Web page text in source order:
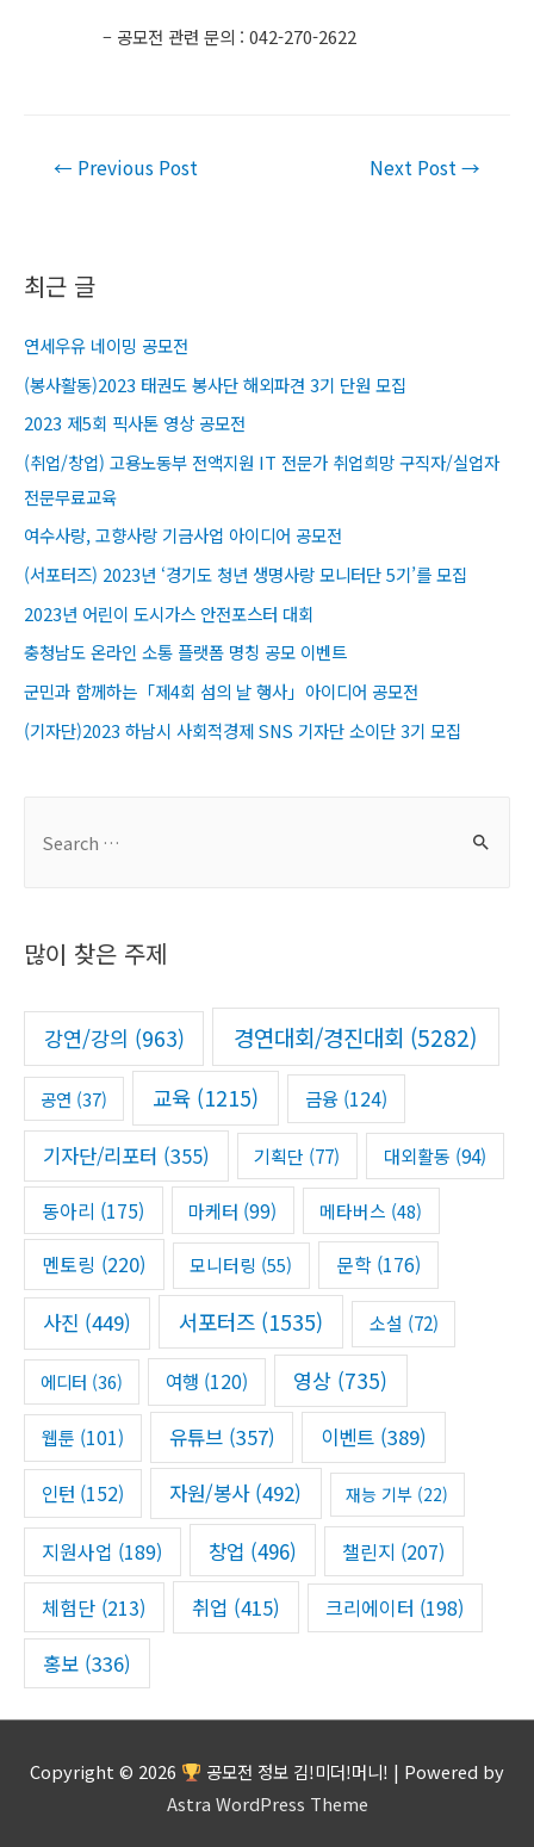
최근 글
연세우유 네이밍 공모전
(봉사활동)2023 태권도 봉사단 해외파견 3기 단원 모집
2023 제5회 픽사톤 영상 공모전
(취업/창업) 고용노동부 전액지원 IT 전문가 취업희망 구직자/실업자
전문무료교육​
여수사랑, 고향사랑 기금사업 아이디어 공모전
(서포터즈) 2023년 ‘경기도 청년 생명사랑 모니터단 5기’를 모집
2023년 어린이 도시가스 안전포스터 대회
충청남도 온라인 소통 플랫폼 명칭 공모 이벤트
군민과 함께하는「제4회 섬의 날 행사」아이디어 공모전
(기자단)2023 하남시 사회적경제 SNS 기자단 소이단 3기 모집
c
f
:
많이 찾은 주제
강연/강의 (963) 경연대회/경진대회 (5282)
공연 (37) 교육(1215) 금융(124)
기자단/리포터 (355) 기획단 (77) 대외활동 (94)
동아리 (175) 마케터 (99) 메타버스 (48)
멘토링 (220) 모니터링 (55) 문학(176)
사진 (449) 서포터즈 (1535) 소설 (72)
에디터 (36) 여행 (120) 영상 (735)
웹툰 (101) 유튜브(357) 이벤트 (389)
인턴 (152) 자원/봉사(492) 재능 기부 (22)
지원사업 (189) 창업 (496) 챌린지 (207)
체험단 (213) 취업 (415) 크리에이터 (198)
홍보(336)
– 공모전 관련 문의 : 042-270-2622​
Post
← Previous Post Next Post →
Copyright © 2026 공모전 정보 김!미더!머니! | Powered by
Astra WordPress Theme